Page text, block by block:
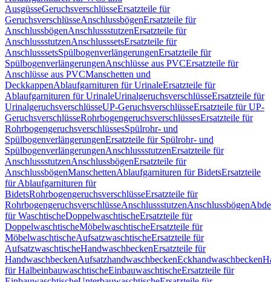
AusgüsseGeruchsverschlüsseErsatzteile für
GeruchsverschlüsseAnschlussbögenErsatzteile für
AnschlussbögenAnschlussstutzenErsatzteile für
AnschlussstutzenAnschlusssetsErsatzteile für
AnschlusssetsSpülbogenverlängerungenErsatzteile für
SpülbogenverlängerungenAnschlüsse aus PVCErsatzteile für
Anschlüsse aus PVCManschetten und
DeckkappenAblaufgarnituren für UrinaleErsatzteile für
Ablaufgarnituren für UrinaleUrinalgeruchsverschlüsseErsatzteile für
UrinalgeruchsverschlüsseUP-GeruchsverschlüsseErsatzteile für UP-
GeruchsverschlüsseRohrbogengeruchsverschlüssesErsatzteile für
RohrbogengeruchsverschlüssesSpülrohr- und
SpülbogenverlängerungenErsatzteile für Spülrohr- und
SpülbogenverlängerungenAnschlussstutzenErsatzteile für
AnschlussstutzenAnschlussbögenErsatzteile für
AnschlussbögenManschettenAblaufgarnituren für BidetsErsatzteile
für Ablaufgarnituren für
BidetsRohrbogengeruchsverschlüsseErsatzteile für
RohrbogengeruchsverschlüsseAnschlussstutzenAnschlussbögen
für WaschtischeDoppelwaschtischeErsatzteile für
DoppelwaschtischeMöbelwaschtischeErsatzteile für
MöbelwaschtischeAufsatzwaschtischeErsatzteile für
AufsatzwaschtischeHandwaschbeckenErsatzteile für
HandwaschbeckenAufsatzhandwaschbeckenEckhandwaschbecken
für HalbeinbauwaschtischeEinbauwaschtischeErsatzteile für